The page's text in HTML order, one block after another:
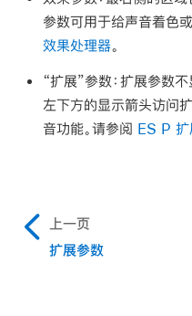
参数可用于给声音着色
效果处理器。
“扩展”参数： 扩展参数不
左下方的显示箭头访问
音功能。请参阅 ES P 扩
上一页
扩展参数